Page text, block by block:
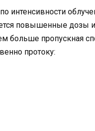
интенсивности
повышенные дозы
больше пропускная
протоку: